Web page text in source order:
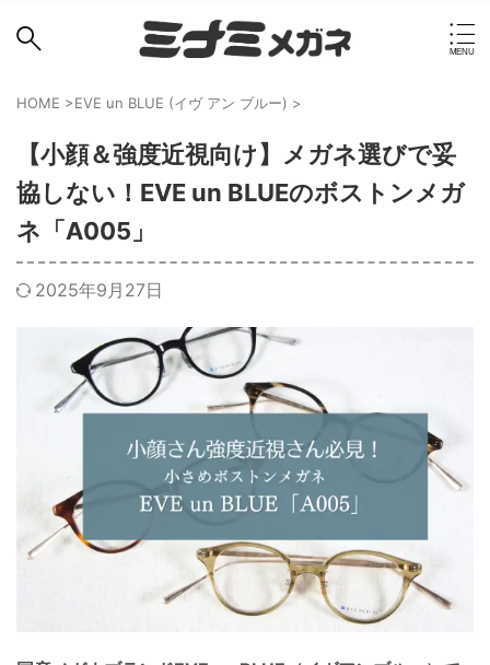
HOME >EVE un BLUE (イヴ アン ブルー) >
【小顔＆強度近視向け】メガネ選びで妥
協しない！EVE un BLUEのボストンメガ
ネ「A005」
2025年9月27日